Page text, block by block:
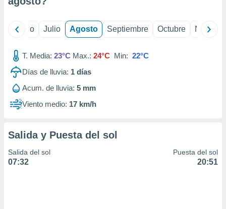
mediante
publicidad
publicidad
1199
Junio Julio Agosto Septiembre Octubre
T. Media: 23°C Max.: 24°C Min: 22°C
Días de lluvia: 1 días
Acum. de lluvia: 5 mm
Viento medio: 17 km/h
Salida y Puesta del sol
Salida del sol
07:32
Puesta del sol
20:51